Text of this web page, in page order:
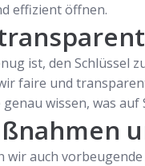
effizient öffnen.
ist, den
faire und
wissen, was auf
auch